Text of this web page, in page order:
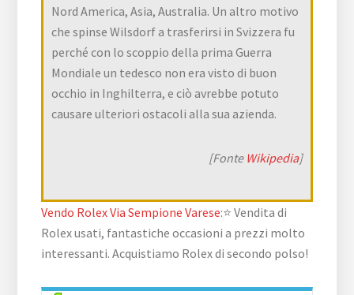
Nord America, Asia, Australia. Un altro motivo
che spinse Wilsdorf a trasferirsi in Svizzera fu
perché con lo scoppio della prima Guerra
Mondiale un tedesco non era visto di buon
occhio in Inghilterra, e ciò avrebbe potuto
causare ulteriori ostacoli alla sua azienda.
[Fonte Wikipedia]
Vendo Rolex Via Sempione Varese:⭐ Vendita di
Rolex usati, fantastiche occasioni a prezzi molto
interessanti. Acquistiamo Rolex di secondo polso!